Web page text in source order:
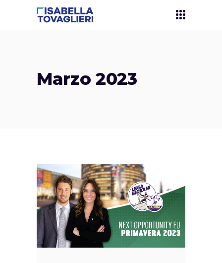
Marzo 2023